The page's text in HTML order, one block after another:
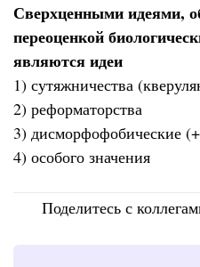
Сверхценными идеями,
переоценкой
являются идеи
1) сутяжничества
2) реформаторства
3) дисморфофобические
4) особого значения
Поделитесь с